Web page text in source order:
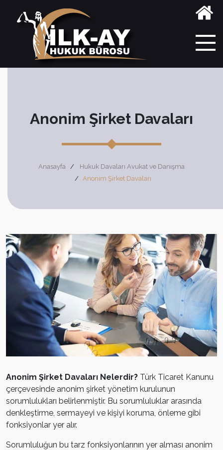
Anonim Şirket Davaları
Anasayfa
Hukuk Davaları Avukat ve Danışma
Anonim Şirket Davaları
Anonim Şirket Davaları Nelerdir? Türk Ticaret Kanunu
çerçevesinde anonim şirket yönetim kurulunun
sorumlulukları belirlenmiştir. Bu sorumluluklar arasında
denkleştirme, sermayeyi ve kişiyi koruma, önleme gibi
fonksiyonlar yer alır.
Sorumluluğun bu tarz fonksiyonlarının yer alması anonim